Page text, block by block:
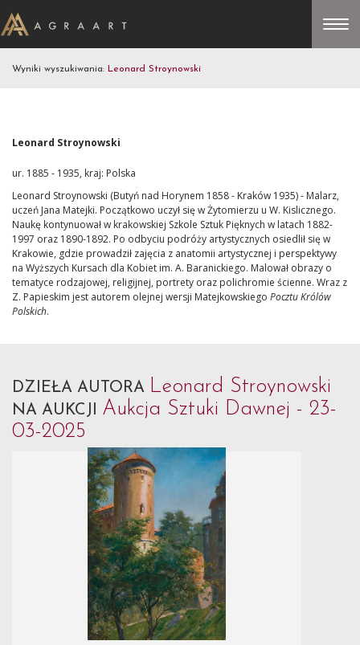
Wyniki wyszukiwania: Leonard Stroynowski
Leonard Stroynowski
ur. 1885 - 1935, kraj: Polska
Leonard Stroynowski (Butyń nad Horynem 1858 - Kraków 1935) - Malarz,
uczeń Jana Matejki. Początkowo uczył się w Żytomierzu u W. Kislicznego.
Naukę kontynuował w krakowskiej Szkole Sztuk Pięknych w latach 1882-
1997 oraz 1890-1892. Po odbyciu podróży artystycznych osiedlił się w
Krakowie, gdzie prowadził zajęcia z anatomii artystycznej i perspektywy
na Wyższych Kursach dla Kobiet im. A. Baranickiego. Malował obrazy o
tematyce rodzajowej, religijnej, portrety oraz polichromie ścienne. Wraz z
Z. Papieskim jest autorem olejnej wersji Matejkowskiego Pocztu Królów
Polskich.
DZIEŁA AUTORA Leonard Stroynowski
NA AUKCJI Aukcja Sztuki Dawnej - 23-
03-2025